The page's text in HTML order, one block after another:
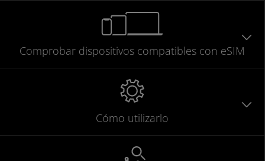
Comprobar dispositivos compatibles con eSIM
Cómo utilizarlo